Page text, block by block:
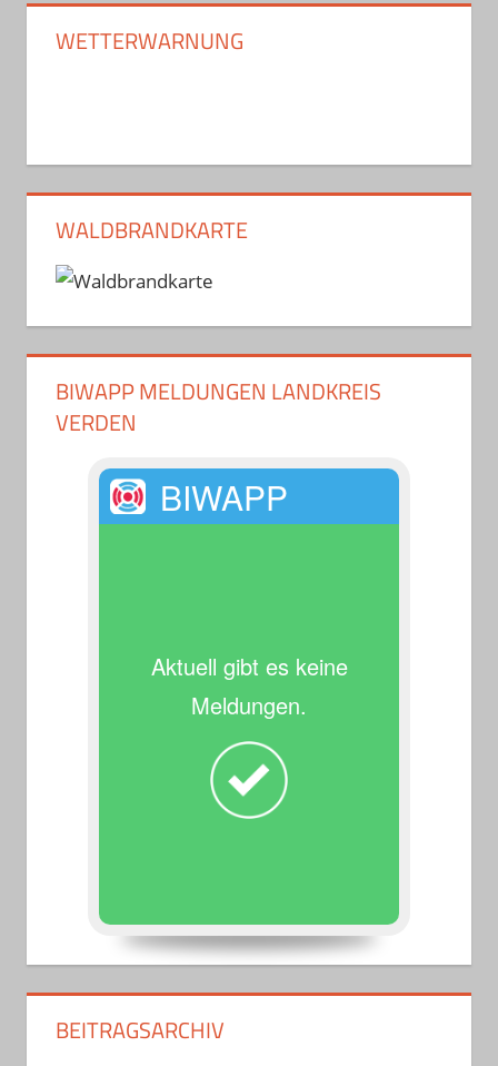
WETTERWARNUNG
WALDBRANDKARTE
BIWAPP MELDUNGEN LANDKREIS
VERDEN
BIWAPP
Aktuell gibt es keine
Meldungen.
BEITRAGSARCHIV